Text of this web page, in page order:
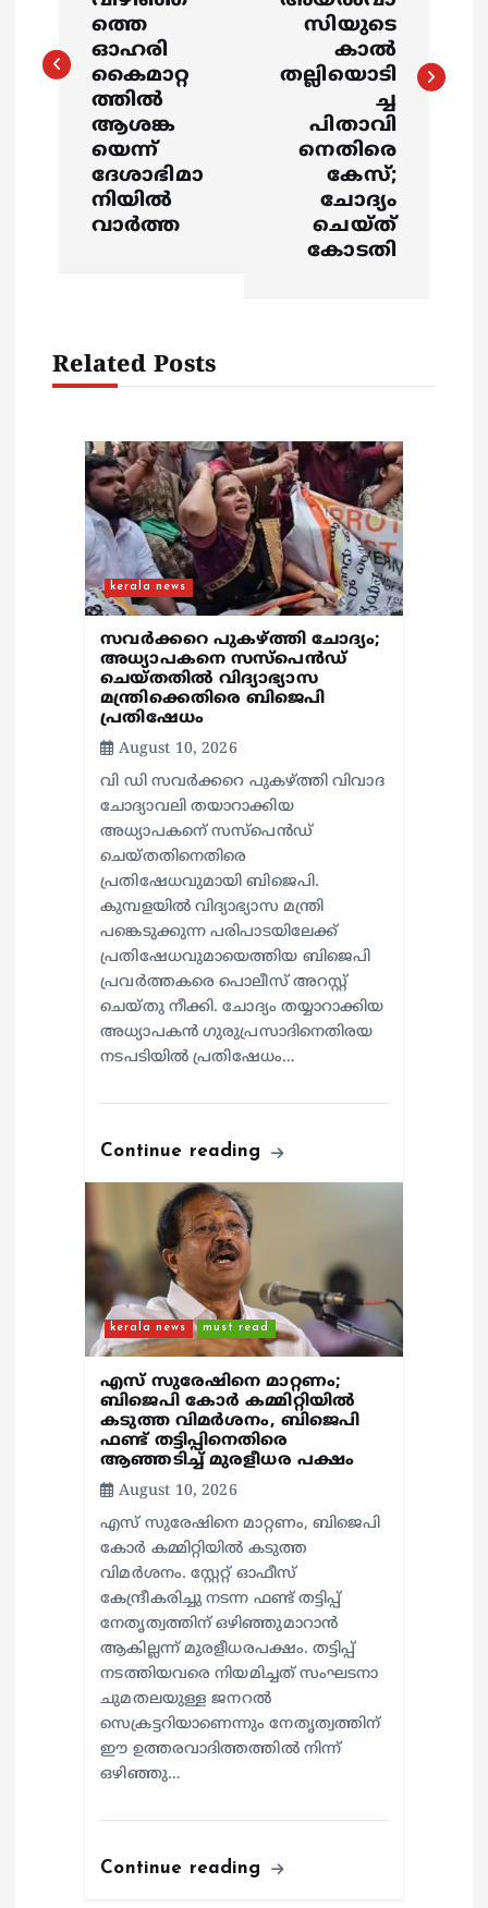
t
n
a
ത്തെ
ഓഹരി
കൈമാറ്റ
ത്തിൽ
ആശങ്ക
യെന്ന്
ദേശാഭിമാ
നിയിൽ
വാർത്ത
സിയുടെ
കാൽ
തല്ലിയൊടി
ച്ച
പിതാവി
നെതിരെ
കേസ്;
ചോദ്യം
ചെയ്ത്
കോടതി
Related Posts
kerala news
സവര്‍ക്കറെ പുകഴ്ത്തി ചോദ്യം;
അധ്യാപകനെ സസ്‌പെന്‍ഡ്
ചെയ്തതില്‍ വിദ്യാഭ്യാസ
മന്ത്രിക്കെതിരെ ബിജെപി
പ്രതിഷേധം
August 10, 2026
വി ഡി സവര്‍ക്കറെ പുകഴ്ത്തി വിവാദ
ചോദ്യാവലി തയാറാക്കിയ
അധ്യാപകനെ് സസ്‌പെന്‍ഡ്
ചെയ്തതിനെതിരെ
പ്രതിഷേധവുമായി ബിജെപി.
കുമ്പളയില്‍ വിദ്യാഭ്യാസ മന്ത്രി
പങ്കെടുക്കുന്ന പരിപാടയിലേക്ക്
പ്രതിഷേധവുമായെത്തിയ ബിജെപി
പ്രവര്‍ത്തകരെ പൊലീസ് അറസ്റ്റ്
ചെയ്തു നീക്കി. ചോദ്യം തയ്യാറാക്കിയ
അധ്യാപകന്‍ ഗുരുപ്രസാദിനെതിരയ
നടപടിയില്‍ പ്രതിഷേധം…
Continue reading
kerala news must read
എസ് സുരേഷിനെ മാറ്റണം;
ബിജെപി കോർ കമ്മിറ്റിയിൽ
കടുത്ത വിമർശനം, ബിജെപി
ഫണ്ട് തട്ടിപ്പിനെതിരെ
ആഞ്ഞടിച്ച് മുരളീധര പക്ഷം
August 10, 2026
എസ് സുരേഷിനെ മാറ്റണം, ബിജെപി
കോർ കമ്മിറ്റിയിൽ കടുത്ത
വിമർശനം. സ്റ്റേറ്റ് ഓഫീസ്
കേന്ദ്രീകരിച്ചു നടന്ന ഫണ്ട്‌ തട്ടിപ്പ്
നേതൃത്വത്തിന് ഒഴിഞ്ഞുമാറാൻ
ആകില്ലന്ന് മുരളീധരപക്ഷം. തട്ടിപ്പ്
നടത്തിയവരെ നിയമിച്ചത് സംഘടനാ
ചുമതലയുള്ള ജനറൽ
സെക്രട്ടറിയാണെന്നും നേതൃത്വത്തിന്
ഈ ഉത്തരവാദിത്തത്തിൽ നിന്ന്
ഒഴിഞ്ഞു…
Continue reading